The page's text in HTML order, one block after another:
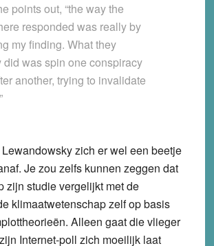
points out, “the way the
responded was really by
my finding. What they
did was spin one conspiracy
another, trying to invalidate
zich er wel een beetje
Je zou zelfs kunnen zeggen dat
zijn studie vergelijkt met de
klimaatwetenschap zelf op basis
Alleen gaat die vlieger
Internet-poll zich moeilijk laat